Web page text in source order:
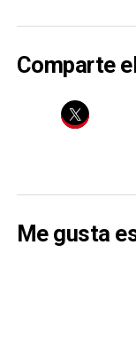
Comparte
Me gusta